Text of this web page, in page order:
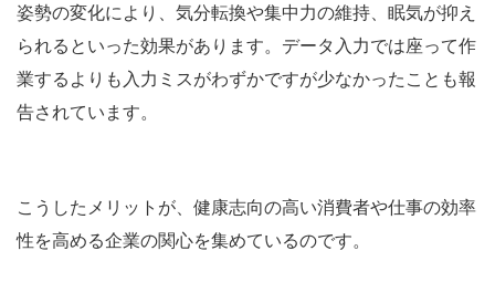
姿勢の変化により、気分転換や集中力の維持、眠気が抑え
られるといった効果があります。データ入力では座って作
業するよりも入力ミスがわずかですが少なかったことも報
告されています。
こうしたメリットが、健康志向の高い消費者や仕事の効率
性を高める企業の関心を集めているのです。